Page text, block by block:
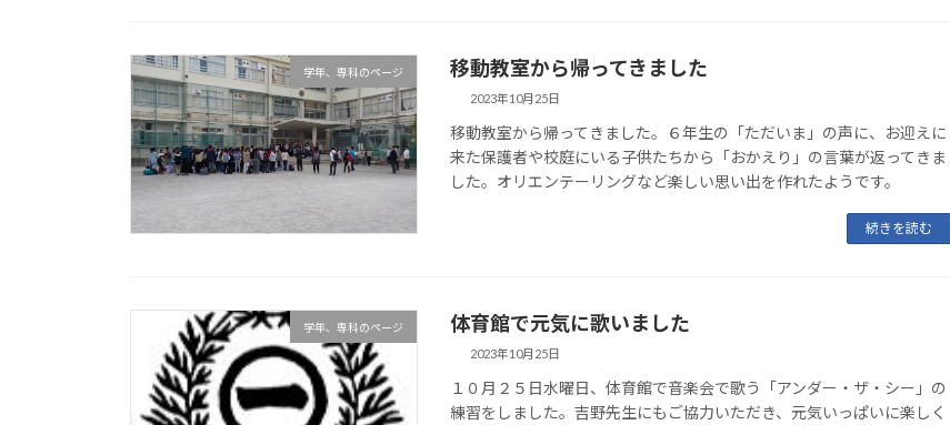
学年、専科のページ 移動教室から帰ってきました
2023年10月25日
移動教室から帰ってきました。６年生の「ただいま」の声に、お迎えに
来た保護者や校庭にいる子供たちから「おかえり」の言葉が返ってきま
した。オリエンテーリングなど楽しい思い出を作れたようです。
続きを読む
学年、専科のページ 体育館で元気に歌いました
2023年10月25日
１０月２５日水曜日、体育館で音楽会で歌う「アンダー・ザ・シー」の
練習をしました。吉野先生にもご協力いただき、元気いっぱいに楽しく